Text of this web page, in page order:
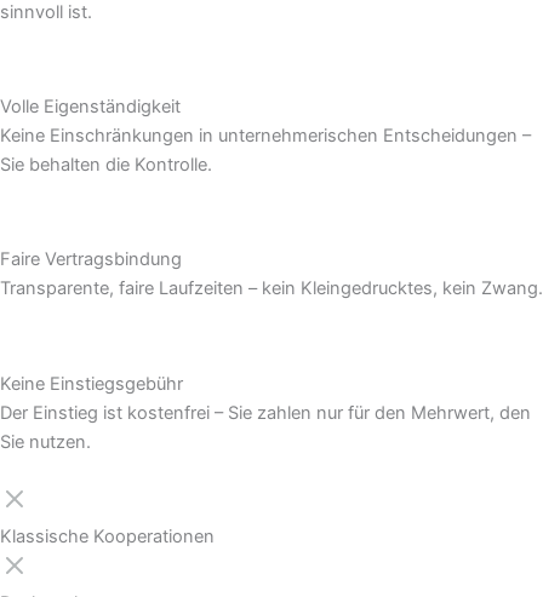
sinnvoll ist.
Volle Eigenständigkeit
Keine Einschränkungen in unternehmerischen Entscheidungen –
Sie behalten die Kontrolle.
Faire Vertragsbindung
Transparente, faire Laufzeiten – kein Kleingedrucktes, kein Zwang.
Keine Einstiegsgebühr
Der Einstieg ist kostenfrei – Sie zahlen nur für den Mehrwert, den
Sie nutzen.
Klassische Kooperationen